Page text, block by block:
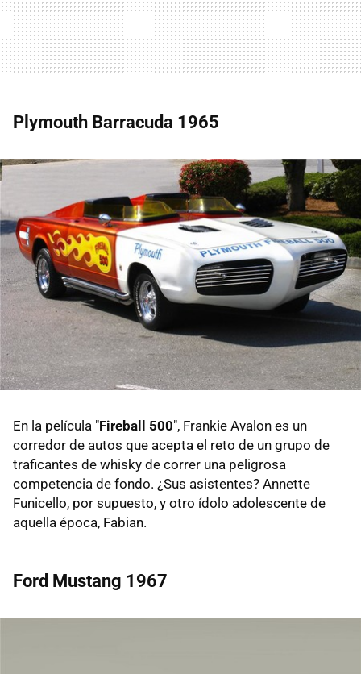
Plymouth Barracuda 1965
En la película "Fireball 500", Frankie Avalon es un
corredor de autos que acepta el reto de un grupo de
traficantes de whisky de correr una peligrosa
competencia de fondo. ¿Sus asistentes? Annette
Funicello, por supuesto, y otro ídolo adolescente de
aquella época, Fabian.
Ford Mustang 1967